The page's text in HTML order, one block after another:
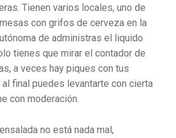
Tienen varios locales, uno de
con grifos de cerveza en la
de administras el liquido
tienes que mirar el contador de
a veces hay piques con tus
final puedes levantarte con cierta
con moderación.
no está nada mal,